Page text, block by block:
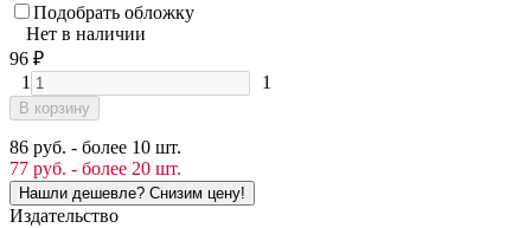
Подобрать обложку
Нет в наличии
96 ₽
1
1
В корзину
86 руб. - более 10 шт.
77 руб. - более 20 шт.
Издательство